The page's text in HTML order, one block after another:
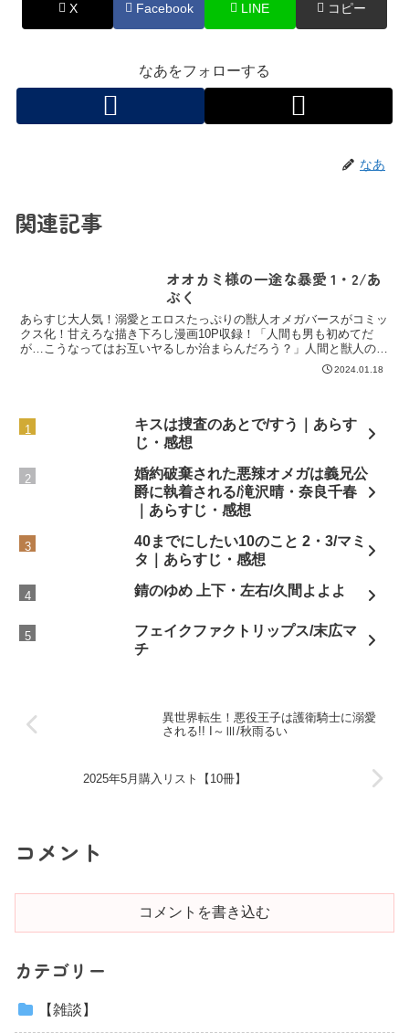
X Facebook LINE コピー
なあをフォローする
なあ
関連記事
オオカミ様の一途な暴愛 1・2/あ
ぶく
あらすじ大人気！溺愛とエロスたっぷりの獣人オメガバースがコミッ
クス化！甘えろな描き下ろし漫画10P収録！「人間も男も初めてだ
が…こうなってはお互いヤるしか治まらんだろう？」人間と獣人のカ
ップルがまだまだ物珍しがられる中で、獣人フェチのオメガ...2024.01.18
キスは捜査のあとで/すう｜あらす
じ・感想
婚約破棄された悪辣オメガは義兄公
爵に執着される/滝沢晴・奈良千春
｜あらすじ・感想
40までにしたい10のこと 2・3/マミ
タ｜あらすじ・感想
錆のゆめ 上下・左右/久間よよよ
フェイクファクトリップス/末広マ
チ
異世界転生！悪役王子は護衛騎士に溺愛
される!! I～Ⅲ/秋雨るい
2025年5月購入リスト【10冊】
コメント
コメントを書き込む
カテゴリー
【雑談】